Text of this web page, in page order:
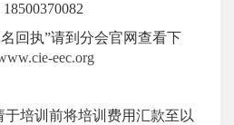
18500370082
回执”请到分会官网查看下
eec.org
于培训前将培训费用汇款至以